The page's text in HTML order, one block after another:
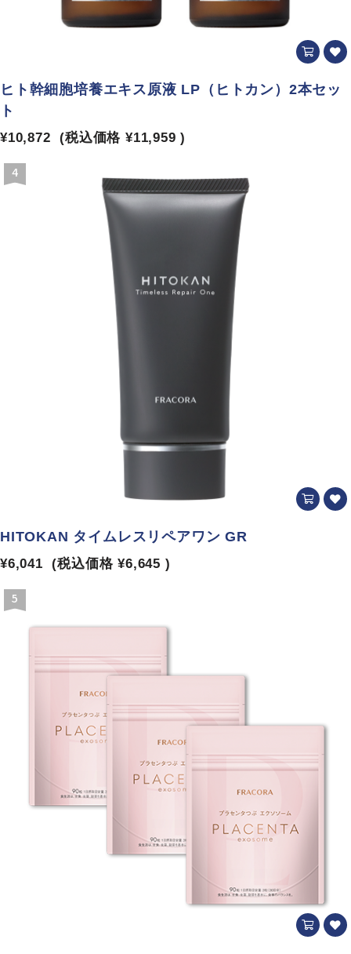
ヒト幹細胞培養エキス原液 LP（ヒトカン）2本セッ
ト
¥10,872 (税込価格 ¥11,959 )
4
HITOKAN タイムレスリペアワン GR
¥6,041 (税込価格 ¥6,645 )
5